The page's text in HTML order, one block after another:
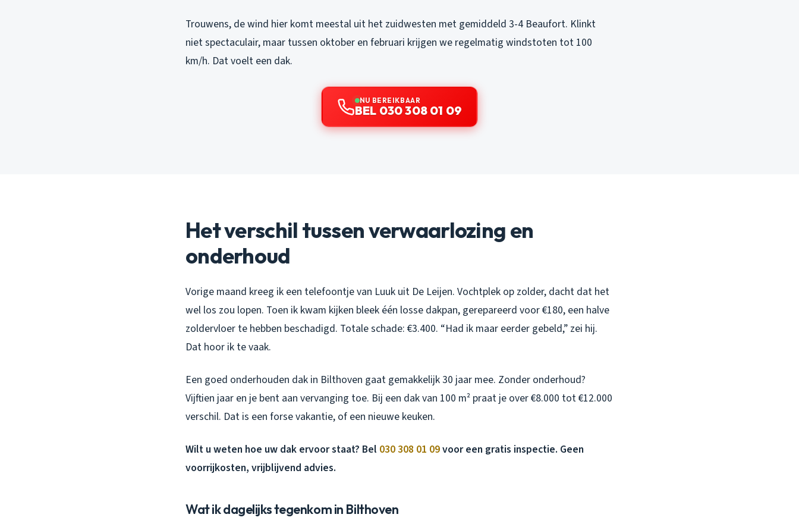
Trouwens, de wind hier komt meestal uit het zuidwesten met gemiddeld 3-4 Beaufort. Klinkt
niet spectaculair, maar tussen oktober en februari krijgen we regelmatig windstoten tot 100
km/h. Dat voelt een dak.
NU BEREIKBAAR
BEL 030 308 01 09
Het verschil tussen verwaarlozing en
onderhoud
Vorige maand kreeg ik een telefoontje van Luuk uit De Leijen. Vochtplek op zolder, dacht dat het
wel los zou lopen. Toen ik kwam kijken bleek één losse dakpan, gerepareerd voor €180, een halve
zoldervloer te hebben beschadigd. Totale schade: €3.400. “Had ik maar eerder gebeld,” zei hij.
Dat hoor ik te vaak.
Een goed onderhouden dak in Bilthoven gaat gemakkelijk 30 jaar mee. Zonder onderhoud?
Vijftien jaar en je bent aan vervanging toe. Bij een dak van 100 m² praat je over €8.000 tot €12.000
verschil. Dat is een forse vakantie, of een nieuwe keuken.
Wilt u weten hoe uw dak ervoor staat? Bel 030 308 01 09voor een gratis inspectie. Geen
voorrijkosten, vrijblijvend advies.
Wat ik dagelijks tegenkom in Bilthoven